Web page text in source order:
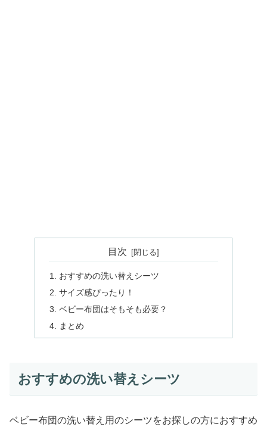
目次
おすすめの洗い替えシーツ
サイズ感ぴったり！
ベビー布団はそもそも必要？
まとめ
おすすめの洗い替えシーツ
ベビー布団の洗い替え用のシーツをお探しの方におすすめ